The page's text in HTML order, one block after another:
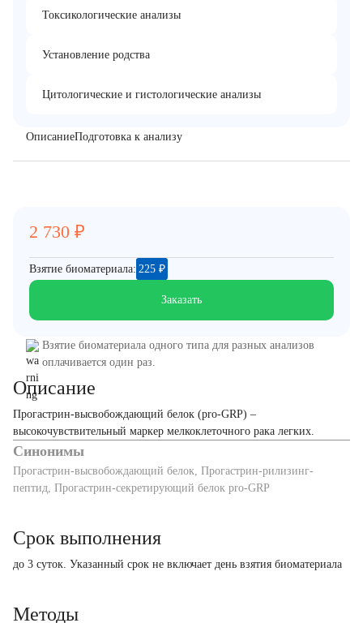
Токсикологические анализы
Установление родства
Цитологические и гистологические анализы
ОписаниеПодготовка к анализу
Описание
Прогастрин-высвобождающий белок (pro-GRP) –
высокочувствительный маркер мелкоклеточного рака легких.
Синонимы
Прогастрин-высвобождающий белок, Прогастрин-рилизинг-
пептид, Прогастрин-секретирующий белок pro-GRP
2 730 ₽
Взятие биоматериала: 225 ₽
Заказать
Взятие биоматериала одного типа для разных анализов
оплачивается один раз.
Срок выполнения
до 3 суток. Указанный срок не включает день взятия биоматериала
Методы